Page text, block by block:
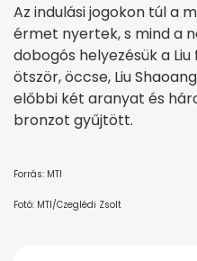
Az indulási jogokon túl a
érmet nyertek, s mind a
dobogós helyezésük a
ötször, öccse, Liu
előbbi két aranyat és
bronzot gyűjtött.
Forrás: MTI
Fotó: MTI/Czeglédi Zsolt